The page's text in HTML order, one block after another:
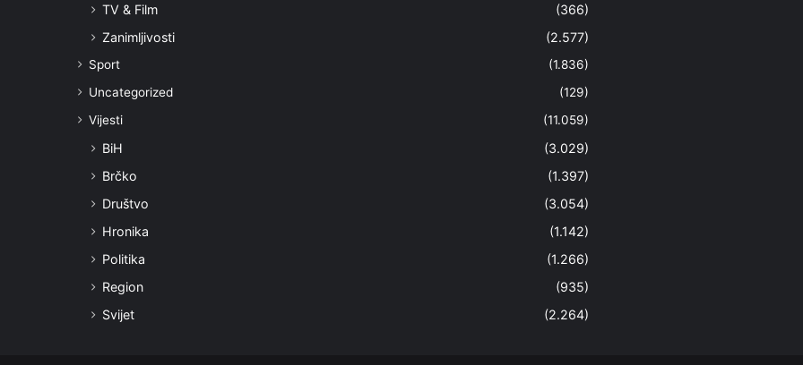
TV & Film
(366)
Zanimljivosti
(2.577)
Sport
(1.836)
Uncategorized
(129)
Vijesti
(11.059)
BiH
(3.029)
Brčko
(1.397)
Društvo
(3.054)
Hronika
(1.142)
Politika
(1.266)
Region
(935)
Svijet
(2.264)